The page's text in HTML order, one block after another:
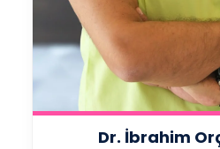
Dr. İbrahim